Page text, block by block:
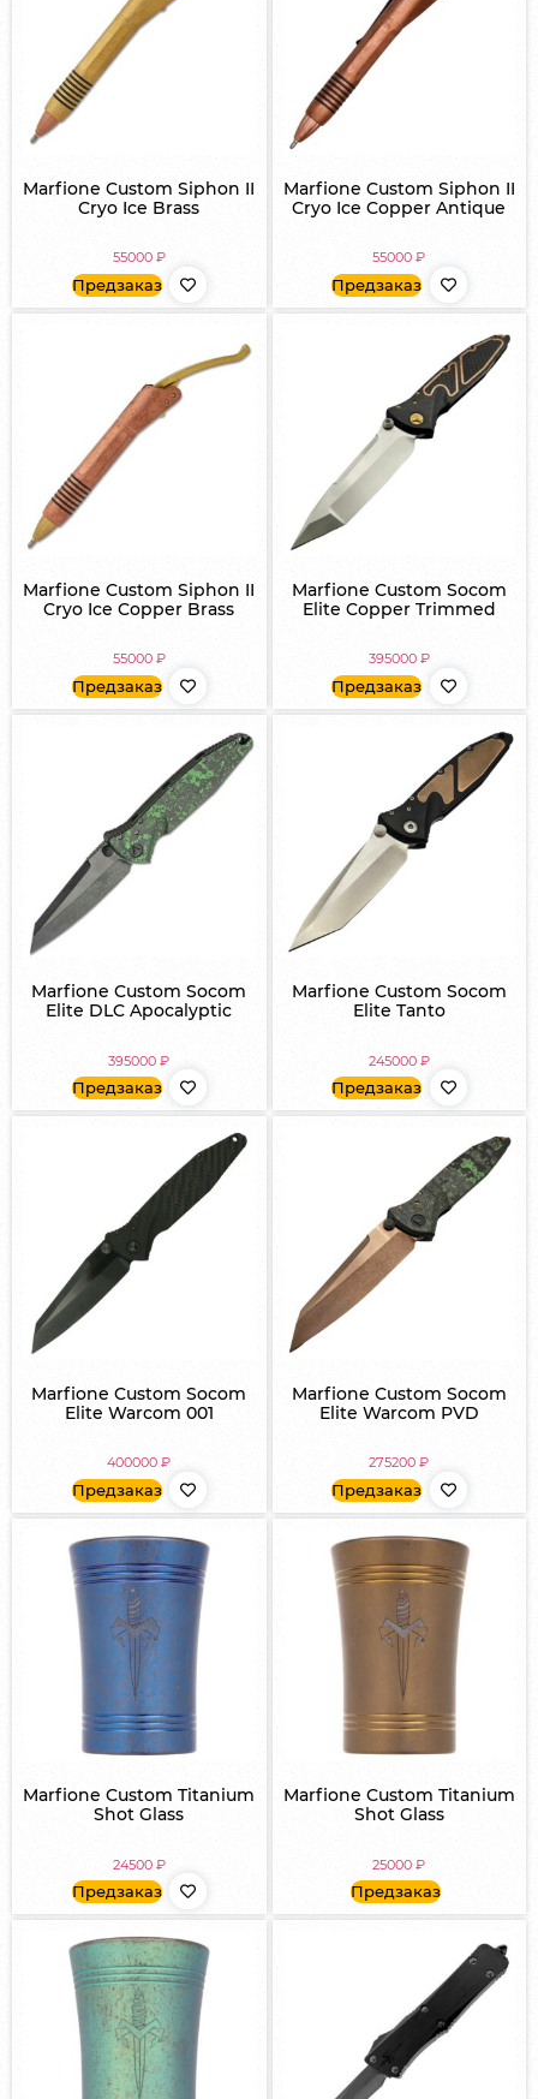
Marfione Custom Siphon II
Cryo Ice Brass
55000 ₽
Предзаказ
Marfione Custom Siphon II
Cryo Ice Copper Antique
55000₽
Предзаказ
Marfione Custom Siphon II
Cryo Ice Copper Brass
55000 ₽
Предзаказ
Marfione Custom Socom
Elite Copper Trimmed
395000 ₽
Предзаказ
Marfione Custom Socom
Elite DLC Apocalyptic
395000₽
Предзаказ
Marfione Custom Socom
Elite Tanto
245000 ₽
Предзаказ
Marfione Custom Socom
Elite Warcom 001
400000₽
Предзаказ
Marfione Custom Socom
Elite Warcom PVD
275200₽
Предзаказ
Marfione Custom Titanium
Shot Glass
24500 ₽
Предзаказ
Marfione Custom Titanium
Shot Glass
25000₽
Предзаказ